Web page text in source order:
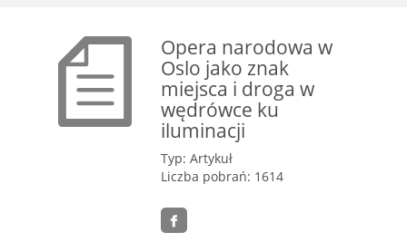
Opera narodowa w
Oslo jako znak
miejsca i droga w
wędrówce ku
iluminacji
Typ: Artykuł
Liczba pobrań: 1614